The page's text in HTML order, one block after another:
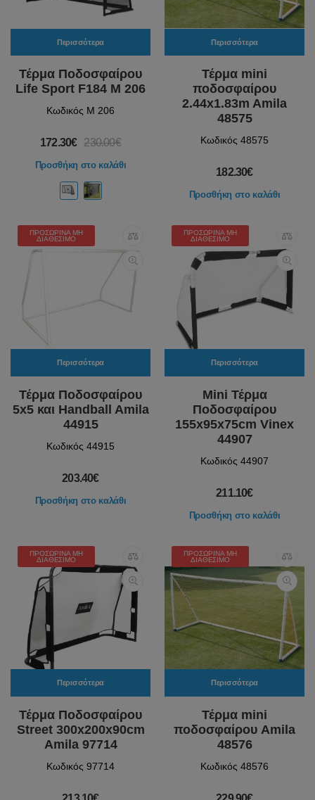
Περισσότερα
Τέρμα Ποδοσφαίρου
Life Sport F184 Μ 206
Κωδικός M 206
172.30€ 230.00€
Προσθήκη στο καλάθι
Περισσότερα
Τέρμα mini
ποδοσφαίρου
2.44x1.83m Amila
48575
Κωδικός 48575
182.30€
Προσθήκη στο καλάθι
ΠΡΟΣΩΡΙΝΆ ΜΗ
ΔΙΑΘΈΣΙΜΟ
Περισσότερα
Τέρμα Ποδοσφαίρου
5x5 και Handball Amila
44915
Κωδικός 44915
203.40€
Προσθήκη στο καλάθι
ΠΡΟΣΩΡΙΝΆ ΜΗ
ΔΙΑΘΈΣΙΜΟ
Περισσότερα
Mini Τέρμα
Ποδοσφαίρου
155x95x75cm Vinex
44907
Κωδικός 44907
211.10€
Προσθήκη στο καλάθι
ΠΡΟΣΩΡΙΝΆ ΜΗ
ΔΙΑΘΈΣΙΜΟ
Περισσότερα
Τέρμα Ποδοσφαίρου
Street 300x200x90cm
Amila 97714
Κωδικός 97714
ΠΡΟΣΩΡΙΝΆ ΜΗ
ΔΙΑΘΈΣΙΜΟ
Περισσότερα
Τέρμα mini
ποδοσφαίρου Amila
48576
Κωδικός 48576